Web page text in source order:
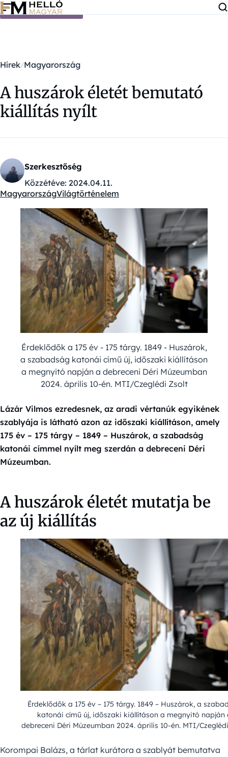
Ugrás a tartalomra
Hírek Magyarország
A huszárok életét bemutató
kiállítás nyílt
Szerkesztőség
Közzétéve: 2024.04.11.
Kategóriák:
MagyarországVilágtörténelem
Érdeklődők a 175 év - 175 tárgy. 1849 - Huszárok,
a szabadság katonái című új, időszaki kiállításon
a megnyitó napján a debreceni Déri Múzeumban
2024. április 10-én. MTI/Czeglédi Zsolt
Lázár Vilmos ezredesnek, az aradi vértanúk egyikének
szablyája is látható azon az időszaki kiállításon, amely
175 év – 175 tárgy – 1849 – Huszárok, a szabadság
katonái címmel nyílt meg szerdán a debreceni Déri
Múzeumban.
A huszárok életét mutatja be
az új kiállítás
Érdeklődők a 175 év – 175 tárgy. 1849 – Huszárok, a
katonái című új, időszaki kiállításon a megnyitó napján
debreceni Déri Múzeumban 2024. április 10-én. MTI/
Korompai Balázs, a tárlat kurátora a szablyát bemutatva